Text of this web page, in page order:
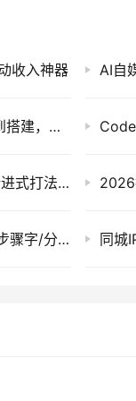
收入神器
AI Agent智能体实战课：Coze扣子从原理到搭建，零基础学会工作流与RAG知识库
2026亚马逊实战通关特训营：多维选品+渐进式打法+AI应用，从0到1打造盈利店铺
通义千问输入法免费AI润色，语音打字300步骤字/分，办公写作神器